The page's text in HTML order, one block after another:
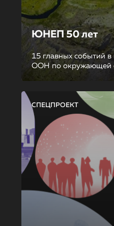
ЮНЕП 50 лет
15 главных событий
ООН по окружающей
СПЕЦПРОЕКТ